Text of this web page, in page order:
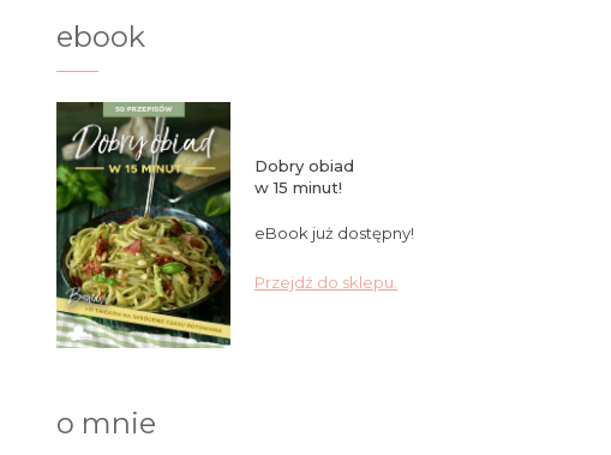
ebook
Dobry obiad
w 15 minut!
eBook już dostępny!
Przejdź do sklepu.
o mnie